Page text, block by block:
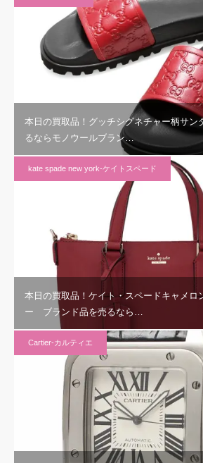
本日の買取品！グッチシグネチャー柄サ
るならモノウールブラン…
kate spade new york-ケイトスペード
本日の買取品！ケイト・スペードキャメロ
ー ブランド品を売るなら…
Cartier-カルティエ